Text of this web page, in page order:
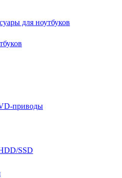
для ноутбуков
приводы
SSD